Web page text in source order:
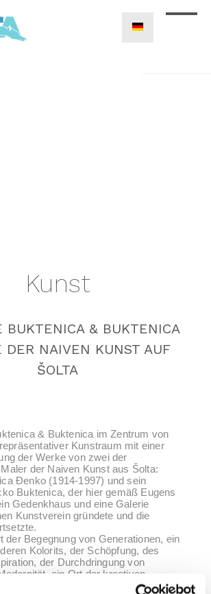
Kunst
BUKTENICA & BUKTENICA
DER NAIVEN KUNST AUF
ŠOLTA
& Buktenica im Zentrum von
Kunstraum mit einer
der Werke von zwei der
der Naiven Kunst aus Šolta:
Đenko (1914-1997) und sein
Buktenica, der hier gemäß Eugens
Gedenkhaus und eine Galerie
Kunstverein gründete und die
der Begegnung von Generationen, ein
Kolorits, der Schöpfung, des
der Durchdringung von
ein Ort der kreativen
Geselligkeit, von Ausstellungen,